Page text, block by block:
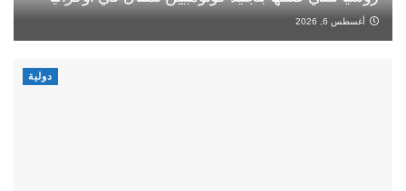
أغسطس 6, 2026
دولية